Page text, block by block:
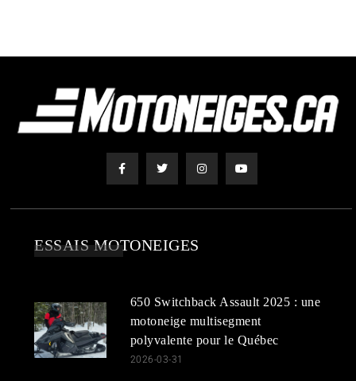
ESSAIS MOTONEIGES
650 Switchback Assault 2025 : une
motoneige multisegment
polyvalente pour le Québec
2026-03-31